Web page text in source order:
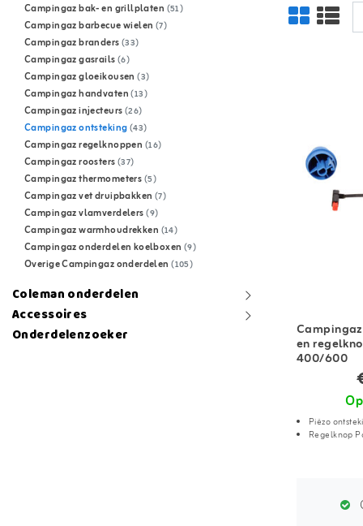
Campingaz bak- en grillplaten (51)
Campingaz barbecue wielen (7)
Campingaz branders(33)
Campingaz gasrails(6)
Campingaz gloeikousen(3)
Campingaz handvaten(13)
Campingaz injecteurs(26)
Campingaz ontsteking(43)
Campingaz regelknoppen (16)
Campingaz roosters(37)
Campingaz thermometers(5)
Campingaz vet druipbakken (7)
Campingaz vlamverdelers(9)
Campingaz warmhoudrekken (14)
Campingaz onderdelen koelboxen(9)
Overige Campingaz onderdelen(105)
Coleman onderdelen
Accessoires
Onderdelenzoeker
en
400/600
Piëzo
Regelknop